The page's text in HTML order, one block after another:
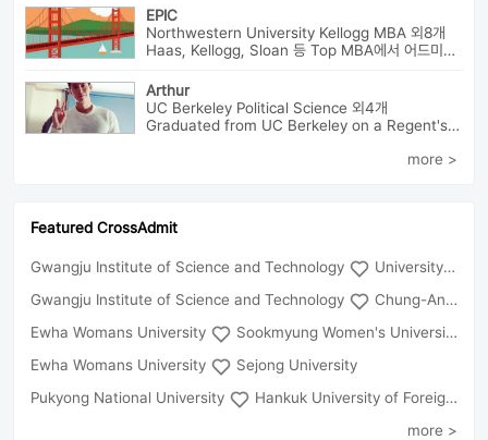
EPIC
Northwestern University Kellogg MBA 외8개
Haas, Kellogg, Sloan 등 Top MBA에서 어드미션을 받았으며 21년 가을...
Arthur
UC Berkeley Political Science 외4개
Graduated from UC Berkeley on a Regent's Scholarship. Af...
more >
Featured CrossAdmit
Gwangju Institute of Science and Technology
University of Seoul
Gwangju Institute of Science and Technology
Chung-Ang University
Ewha Womans University
Sookmyung Women's University
Ewha Womans University
Sejong University
Pukyong National University
Hankuk University of Foreign Studies(Global Campus
more >